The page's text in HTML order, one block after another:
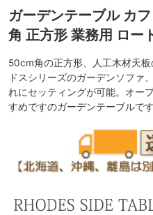
ガーデンテーブル カ
角 正方形 業務用 ロー
50cm角の正方形、人工木材天
ドスシリーズのガーデンソファ
れにセッティングが可能。オー
すめですのガーデンテーブルです